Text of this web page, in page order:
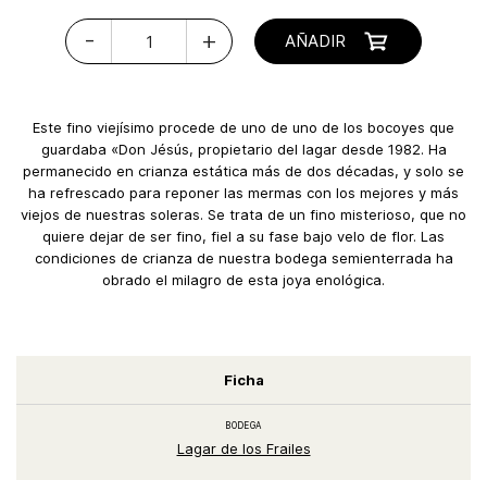
- + AÑADIR
Este fino viejísimo procede de uno de uno de los bocoyes que
guardaba «Don Jésús, propietario del lagar desde 1982. Ha
permanecido en crianza estática más de dos décadas, y solo se
ha refrescado para reponer las mermas con los mejores y más
viejos de nuestras soleras. Se trata de un fino misterioso, que no
quiere dejar de ser fino, fiel a su fase bajo velo de flor. Las
condiciones de crianza de nuestra bodega semienterrada ha
obrado el milagro de esta joya enológica.
Ficha
BODEGA
Lagar de los Frailes